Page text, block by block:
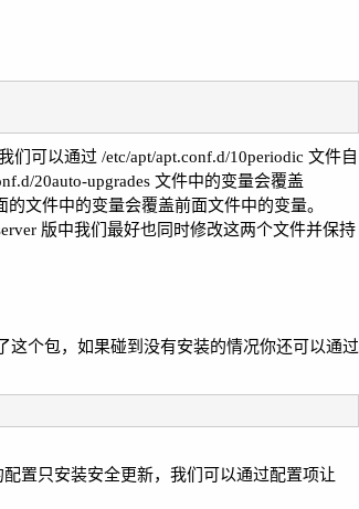
可以通过 /etc/apt/apt.conf.d/10periodic 文件自
20auto-upgrades 文件中的变量会覆盖
文件中的变量会覆盖前面文件中的变量。
版中我们最好也同时修改这两个文件并保持
这个包，如果碰到没有安装的情况你还可以通过
置只安装安全更新，我们可以通过配置项让